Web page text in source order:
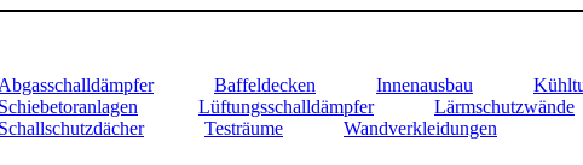
Abgasschalldämpfer
Baffeldecken Innenausbau
Schiebetoranlagen
Lüftungsschalldämpfer Lärmschutzwände
Schallschutzdächer
Testräume
Wandverkleidungen